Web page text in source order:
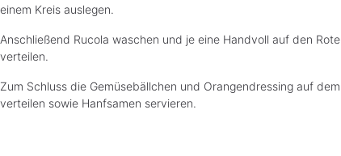
einem Kreis auslegen.
Anschließend Rucola waschen und je eine Handvoll auf den
verteilen.
Zum Schluss die Gemüsebällchen und Orangendressing auf
verteilen sowie Hanfsamen servieren.